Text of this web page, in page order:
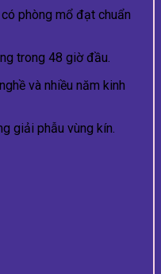
phòng mổ đạt chuẩn
trong 48 giờ đầu.
và nhiều năm kinh
giải phẫu vùng kín.